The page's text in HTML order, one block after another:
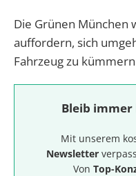
Die Grünen München
auffordern, sich
Fahrzeug zu
Bleib
Mit unserem
Newsletter
Von Top-